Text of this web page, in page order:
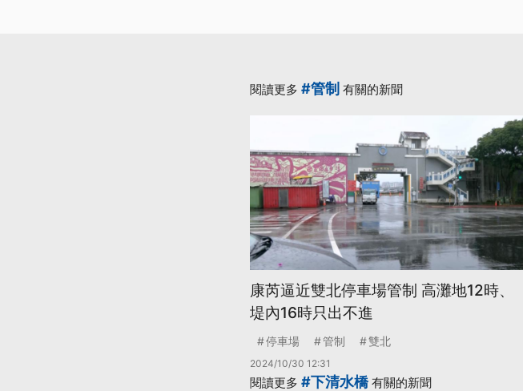
閱讀更多 #管制 有關的新聞
康芮逼近雙北停車場管制 高灘地12時、
堤內16時只出不進
停車場 管制 雙北
2024/10/30 12:31
閱讀更多 #下清水橋有關的新聞